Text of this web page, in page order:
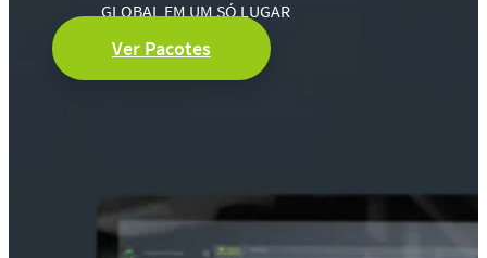
GLOBAL EM UM SÓ LUGAR
Ver Pacotes